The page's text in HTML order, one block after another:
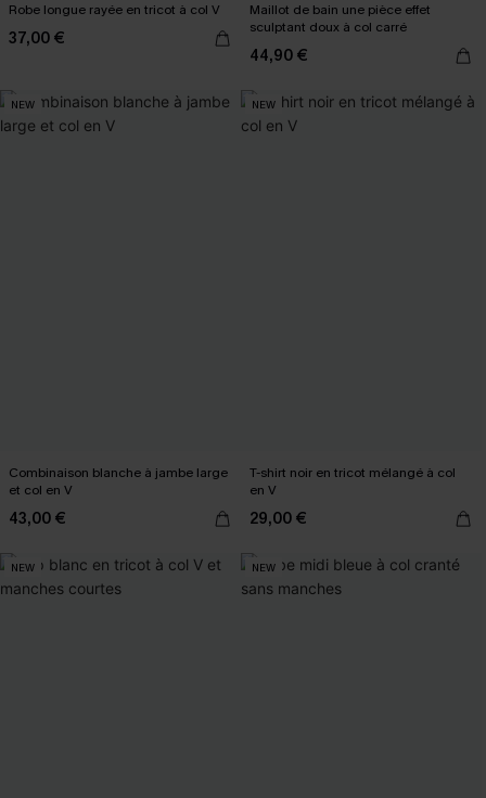
Robe longue rayée en tricot à col V
37,00 €
Maillot de bain une pièce effet
sculptant doux à col carré
44,90 €
NEW
Combinaison blanche à jambe large
et col en V
43,00 €
NEW
T-shirt noir en tricot mélangé à col
en V
29,00 €
NEW NEW